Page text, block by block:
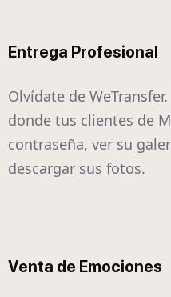
Entrega Profesional
Olvídate de
donde tus clientes de
contraseña, ver su
descargar sus fotos.
Venta de Emociones